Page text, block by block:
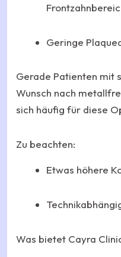
Geringe
Gerade Patienten mit
Wunsch nach
sich häufig für diese
Zu beachten:
Etwas höhere
Was bietet Cayra